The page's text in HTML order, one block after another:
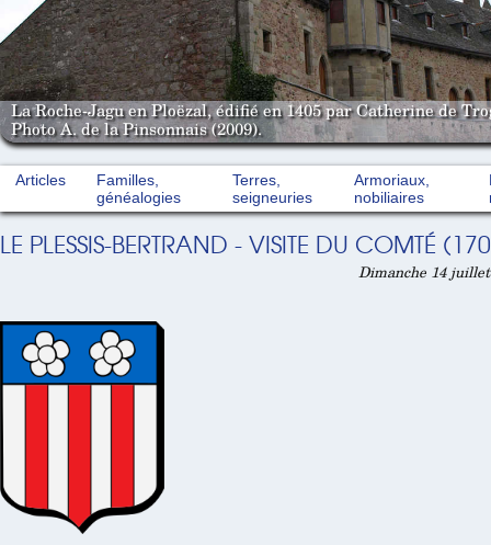
La Roche-Jagu en Ploëzal, édifié en 1405 par Catherine de
Photo A. de la Pinsonnais (2009).
Articles
Familles,
généalogies
Terres,
seigneuries
Armoriaux,
nobiliaires
LE PLESSIS-BERTRAND - VISITE DU COMTÉ
Dimanche 14